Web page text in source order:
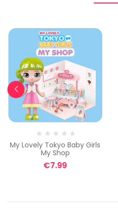
My Lovely Tokyo Baby Girls
My Shop
€7.99